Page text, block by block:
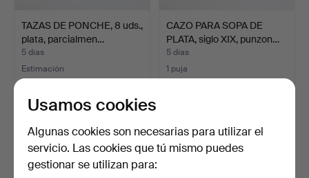
TAZAS DE PONCHE, 8 uds.,
plata, parcialmen…
5 días
Estimación
317 USD
CAZO PARA SOPA DE
PLATA, siglo XIX, punzon…
5 días
1 puja
Usamos cookies
Algunas cookies son necesarias para utilizar el
servicio. Las cookies que tú mismo puedes
gestionar se utilizan para: